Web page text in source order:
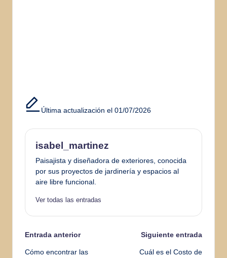
Última actualización el 01/07/2026
isabel_martinez
Paisajista y diseñadora de exteriores, conocida
por sus proyectos de jardinería y espacios al
aire libre funcional.
Ver todas las entradas
Navegación
Entrada anterior
Cómo encontrar las
Siguiente entrada
Cuál es el Costo de